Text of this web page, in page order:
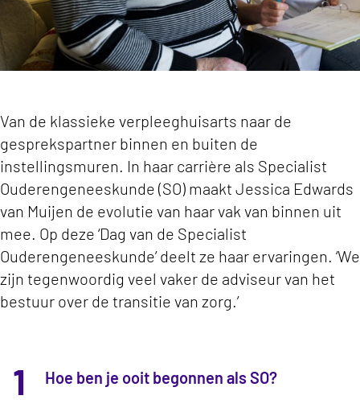
Van de klassieke verpleeghuisarts naar de
gesprekspartner binnen en buiten de
instellingsmuren. In haar carrière als Specialist
Ouderengeneeskunde (SO) maakt Jessica Edwards
van Muijen de evolutie van haar vak van binnen uit
mee. Op deze ‘Dag van de Specialist
Ouderengeneeskunde’ deelt ze haar ervaringen. ‘We
zijn tegenwoordig veel vaker de adviseur van het
bestuur over de transitie van zorg.’
1 Hoe ben je ooit begonnen als SO?